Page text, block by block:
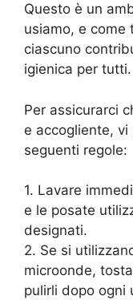
Questo è un
usiamo, e come
ciascuno
igienica per tutti.
Per assicurarci
e accogliente,
seguenti regole:
1. Lavare
e le posate
designati.
2. Se si
microonde,
pulirli dopo ogni